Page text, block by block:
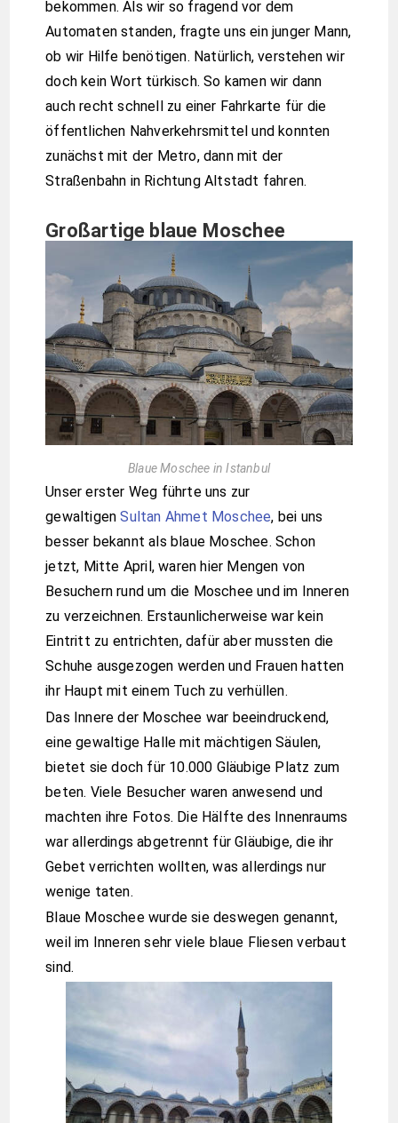
bekommen. Als wir so fragend vor dem
Automaten standen, fragte uns ein junger Mann,
ob wir Hilfe benötigen. Natürlich, verstehen wir
doch kein Wort türkisch. So kamen wir dann
auch recht schnell zu einer Fahrkarte für die
öffentlichen Nahverkehrsmittel und konnten
zunächst mit der Metro, dann mit der
Straßenbahn in Richtung Altstadt fahren.
Großartige blaue Moschee
Blaue Moschee in Istanbul
Unser erster Weg führte uns zur
gewaltigenSultan Ahmet Moschee, bei uns
besser bekannt als blaue Moschee. Schon
jetzt, Mitte April, waren hier Mengen von
Besuchern rund um die Moschee und im Inneren
zu verzeichnen. Erstaunlicherweise war kein
Eintritt zu entrichten, dafür aber mussten die
Schuhe ausgezogen werden und Frauen hatten
ihr Haupt mit einem Tuch zu verhüllen.
Das Innere der Moschee war beeindruckend,
eine gewaltige Halle mit mächtigen Säulen,
bietet sie doch für 10.000 Gläubige Platz zum
beten. Viele Besucher waren anwesend und
machten ihre Fotos. Die Hälfte des Innenraums
war allerdings abgetrennt für Gläubige, die ihr
Gebet verrichten wollten, was allerdings nur
wenige taten.
Blaue Moschee wurde sie deswegen genannt,
weil im Inneren sehr viele blaue Fliesen verbaut
sind.